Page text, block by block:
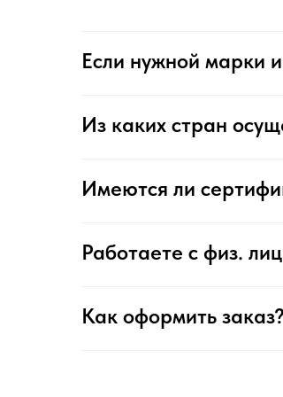
Если нужной марки
Из каких стран
Имеются ли
Работаете с физ.
Как оформить заказ?